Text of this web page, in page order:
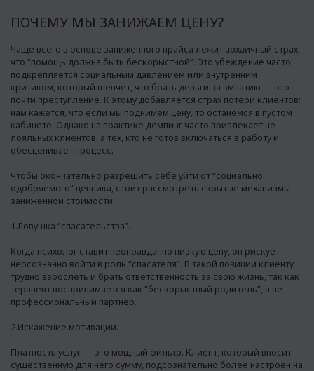
ПОЧЕМУ МЫ ЗАНИЖАЕМ ЦЕНУ?
Чаще всего в основе заниженного прайса лежит архаичный страх,
что “помощь должна быть бескорыстной”. Это убеждение часто
подкрепляется социальным давлением или внутренним
критиком, который шепчет, что брать деньги за эмпатию — это
почти преступление. К этому добавляется страх потери клиентов:
нам кажется, что если мы поднимем цену, то останемся в пустом
кабинете. Однако на практике демпинг часто привлекает не
лояльных клиентов, а тех, кто не готов включаться в работу и
обесценивает процесс.
Чтобы окончательно разрешить себе уйти от “социально
одобряемого” ценника, стоит рассмотреть скрытые механизмы
заниженной стоимости:
1.Ловушка “спасательства”.
Когда психолог ставит неоправданно низкую цену, он рискует
неосознанно войти в роль “спасателя”. В такой позиции клиенту
трудно взрослеть и брать ответственность за свою жизнь, так как
терапевт воспринимается как “бескорыстный родитель”, а не
профессиональный партнер.
2.Искажение мотивации.
Платность услуг — это мощный фильтр. Клиент, который вносит
существенную для него сумму, подсознательно более настроен на